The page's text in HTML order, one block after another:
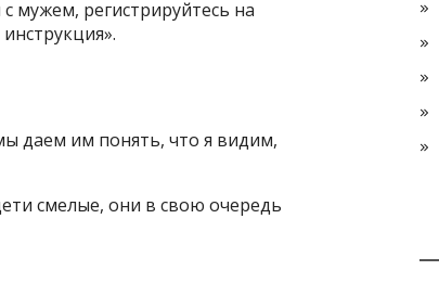
мужем, регистрируйтесь на
даем им понять, что я видим,
смелые, они в свою очередь